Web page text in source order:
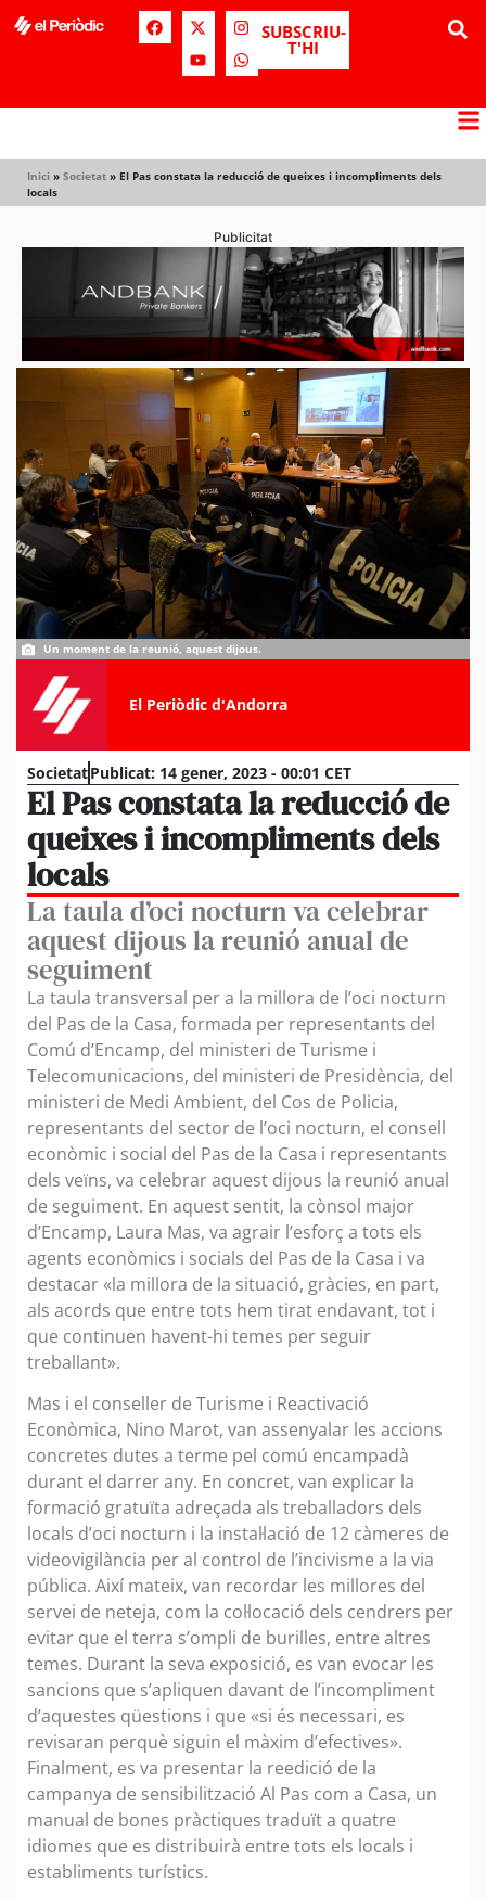
SUBSCRIU-
T'HI
Inici » Societat » El Pas constata la reducció de queixes i incompliments dels
locals
Publicitat
Un moment de la reunió, aquest dijous.
El Periòdic d'Andorra
SocietatPublicat: 14 gener, 2023 - 00:01 CET
El Pas constata la reducció de
queixes i incompliments dels
locals
La taula d’oci nocturn va celebrar
aquest dijous la reunió anual de
seguiment
La taula transversal per a la millora de l’oci nocturn
del Pas de la Casa, formada per representants del
Comú d’Encamp, del ministeri de Turisme i
Telecomunicacions, del ministeri de Presidència, del
ministeri de Medi Ambient, del Cos de Policia,
representants del sector de l’oci nocturn, el consell
econòmic i social del Pas de la Casa i representants
dels veïns, va celebrar aquest dijous la reunió anual
de seguiment. En aquest sentit, la cònsol major
d’Encamp, Laura Mas, va agrair l’esforç a tots els
agents econòmics i socials del Pas de la Casa i va
destacar «la millora de la situació, gràcies, en part,
als acords que entre tots hem tirat endavant, tot i
que continuen havent-hi temes per seguir
treballant».
Mas i el conseller de Turisme i Reactivació
Econòmica, Nino Marot, van assenyalar les accions
concretes dutes a terme pel comú encampadà
durant el darrer any. En concret, van explicar la
formació gratuïta adreçada als treballadors dels
locals d’oci nocturn i la instal·lació de 12 càmeres de
videovigilància per al control de l’incivisme a la via
pública. Així mateix, van recordar les millores del
servei de neteja, com la col·locació dels cendrers per
evitar que el terra s’ompli de burilles, entre altres
temes. Durant la seva exposició, es van evocar les
sancions que s’apliquen davant de l’incompliment
d’aquestes qüestions i que «si és necessari, es
revisaran perquè siguin el màxim d’efectives».
Finalment, es va presentar la reedició de la
campanya de sensibilització Al Pas com a Casa, un
manual de bones pràctiques traduït a quatre
idiomes que es distribuirà entre tots els locals i
establiments turístics.